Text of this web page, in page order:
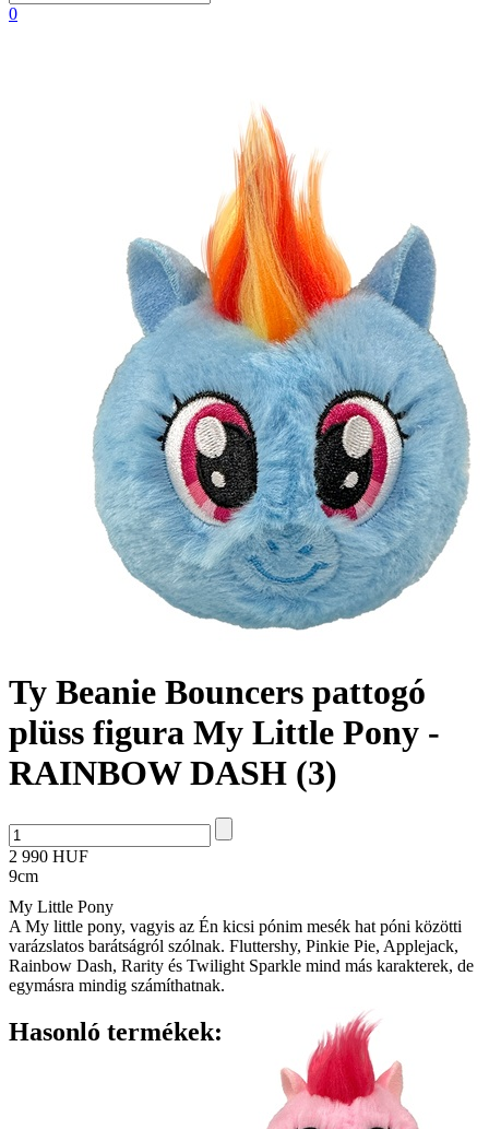
0
Ty Beanie Bouncers pattogó
plüss figura My Little Pony -
RAINBOW DASH (3)
2 990 HUF
9cm
My Little Pony
A My little pony, vagyis az Én kicsi pónim mesék hat póni közötti
varázslatos barátságról szólnak. Fluttershy, Pinkie Pie, Applejack,
Rainbow Dash, Rarity és Twilight Sparkle mind más karakterek, de
egymásra mindig számíthatnak.
Hasonló termékek: